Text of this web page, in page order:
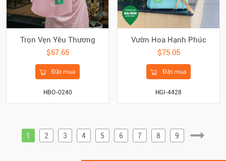
Trọn Vẹn Yêu Thương
$67.65
Đặt mua
HBO-0240
Vườn Hoa Hạnh Phúc
$75.05
Đặt mua
HGI-4428
1 2 3 4 5 6 7 8 9